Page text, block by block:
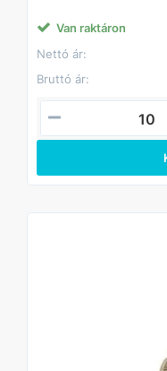
hosszú élettartamot
Főbb jellemzők
• 9 mm-es szorítósáv
szorítóerőt biztosít
• W2 rozsdamentes
időjárás- és vegyszerálló
• Csavaros rögzítés –
meghúzás
Van raktáron
Nettó ár:
Bruttó ár: